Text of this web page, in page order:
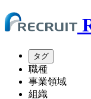
タグ
職種
事業領域
組織